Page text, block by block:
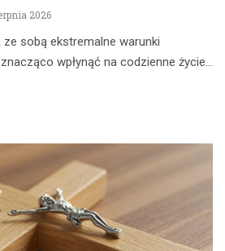
2026
sobą ekstremalne warunki
wpłynąć na codzienne życie…